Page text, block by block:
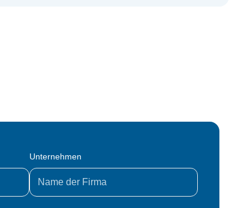
Unternehmen